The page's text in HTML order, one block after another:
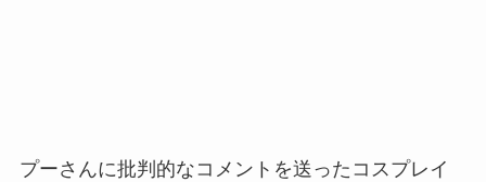
プーさんに批判的なコメントを送ったコスプレイ